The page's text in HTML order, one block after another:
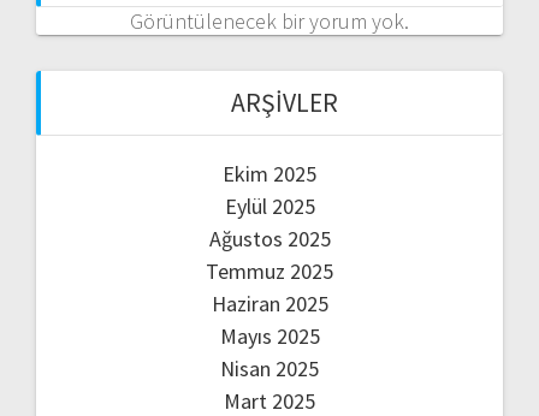
Görüntülenecek bir yorum yok.
ARŞIVLER
Ekim 2025
Eylül 2025
Ağustos 2025
Temmuz 2025
Haziran 2025
Mayıs 2025
Nisan 2025
Mart 2025